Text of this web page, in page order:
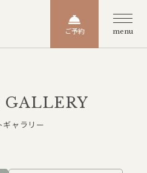
ご予約 menu
GALLERY
ギャラリー